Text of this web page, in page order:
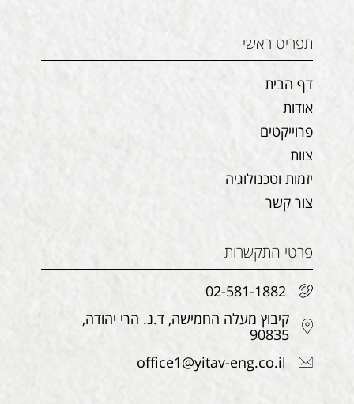
תפריט ראשי
דף הבית
אודות
פרוייקטים
צוות
יזמות וטכנולוגיה
צור קשר
פרטי התקשרות
02-581-1882
קיבוץ מעלה החמישה, ד.נ. הרי יהודה,
90835
office1@yitav-eng.co.il